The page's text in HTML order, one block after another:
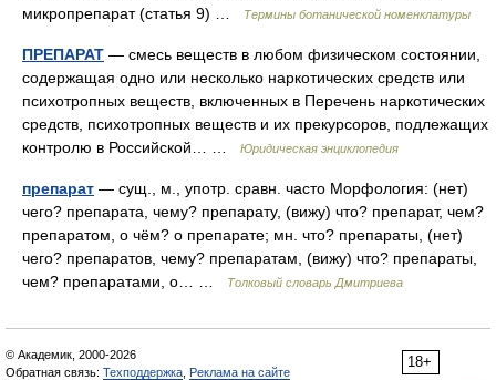
микропрепарат (статья 9) …
Термины ботанической номенклатуры
ПРЕПАРАТ — смесь веществ в любом физическом состоянии,
содержащая одно или несколько наркотических средств или
психотропных веществ, включенных в Перечень наркотических
средств, психотропных веществ и их прекурсоров, подлежащих
контролю в Российской… …
Юридическая энциклопедия
препарат — сущ., м., употр. сравн. часто Морфология: (нет)
чего? препарата, чему? препарату, (вижу) что? препарат, чем?
препаратом, о чём? о препарате; мн. что? препараты, (нет)
чего? препаратов, чему? препаратам, (вижу) что? препараты,
чем? препаратами, о… …
Толковый словарь Дмитриева
18+
© Академик, 2000-2026
Обратная связь: Техподдержка Реклама на сайте